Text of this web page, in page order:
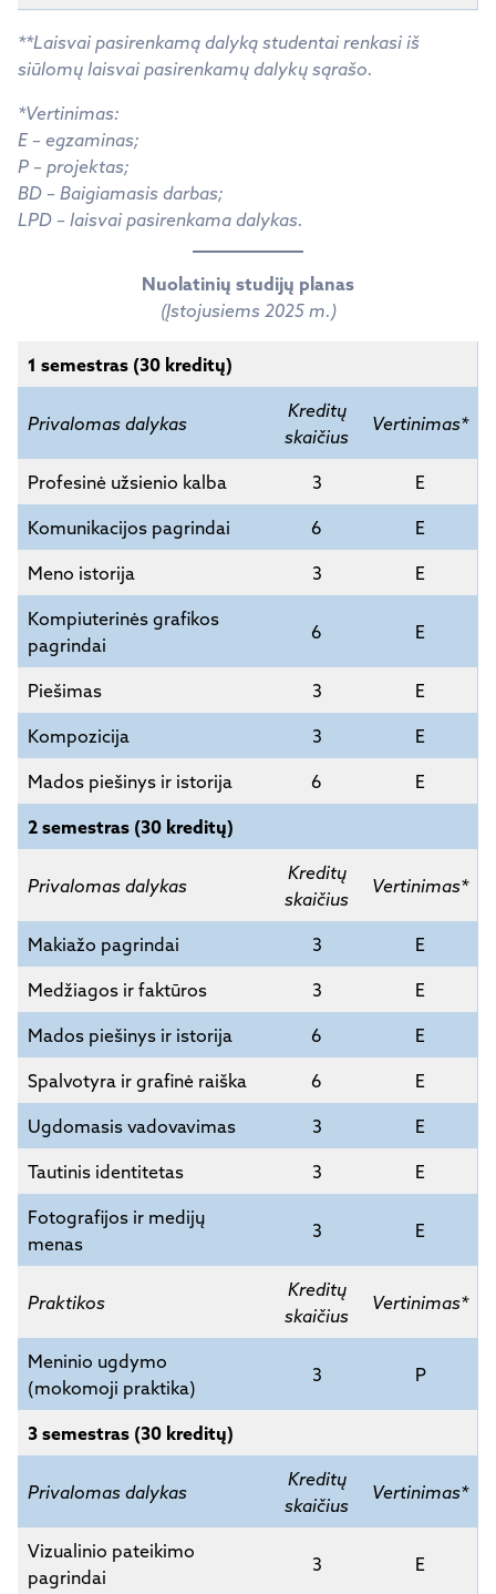
**Laisvai pasirenkamą dalyką studentai renkasi iš
siūlomų laisvai pasirenkamų dalykų sąrašo.
*Vertinimas:
E – egzaminas;
P – projektas;
BD – Baigiamasis darbas;
LPD – laisvai pasirenkama dalykas.
Nuolatinių studijų planas
(Įstojusiems 2025 m.)
1 semestras (30 kreditų)
Privalomas dalykas
Kreditų
skaičius
Vertinimas*
Profesinė užsienio kalba 3 E
Komunikacijos pagrindai 6 E
Meno istorija 3 E
Kompiuterinės grafikos
pagrindai
6 E
Piešimas 3 E
Kompozicija 3 E
Mados piešinys ir istorija 6 E
2 semestras (30 kreditų)
Privalomas dalykas
Kreditų
skaičius
Vertinimas*
Makiažo pagrindai 3 E
Medžiagos ir faktūros 3 E
Mados piešinys ir istorija 6 E
Spalvotyra ir grafinė raiška 6 E
Ugdomasis vadovavimas 3 E
Tautinis identitetas 3 E
Fotografijos ir medijų
menas
3 E
Praktikos
Kreditų
skaičius
Vertinimas*
Meninio ugdymo
(mokomoji praktika)
3 P
3 semestras (30 kreditų)
Privalomas dalykas
Kreditų
skaičius
Vertinimas*
Vizualinio pateikimo
pagrindai
3 E